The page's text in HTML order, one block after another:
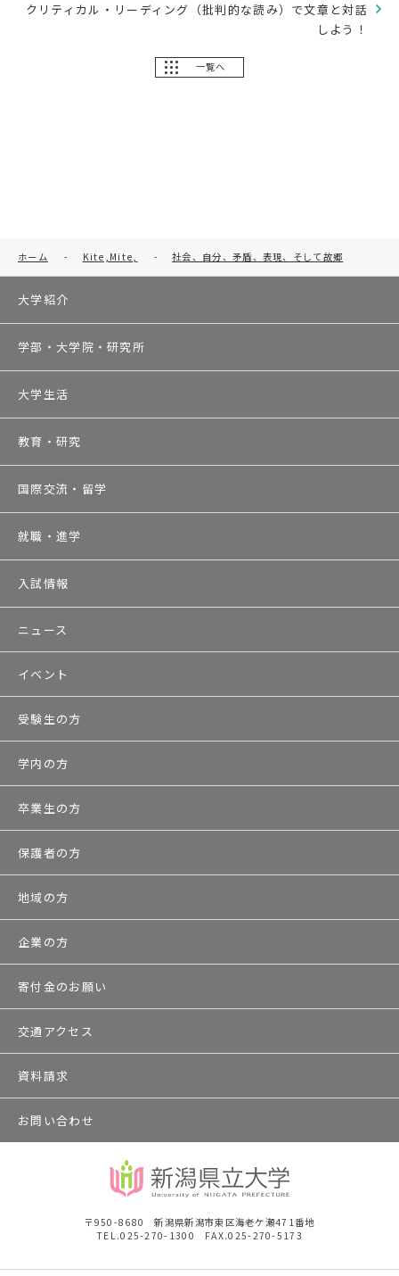
クリティカル・リーディング（批判的な読み）で文章と対話
しよう！
一覧へ
ホーム - Kite,Mite, - 社会、自分、矛盾、表現、そして故郷
大学紹介
学部・大学院・研究所
大学生活
教育・研究
国際交流・留学
就職・進学
入試情報
ニュース
イベント
受験生の方
学内の方
卒業生の方
保護者の方
地域の方
企業の方
寄付金のお願い
交通アクセス
資料請求
お問い合わせ
〒950-8680 新潟県新潟市東区海老ケ瀬471番地
TEL.025-270-1300 FAX.025-270-5173